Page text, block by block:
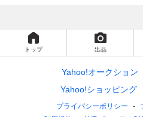
トップ 出品
Yahoo!オークション
Yahoo!ショッピング
プライバシーポリシー